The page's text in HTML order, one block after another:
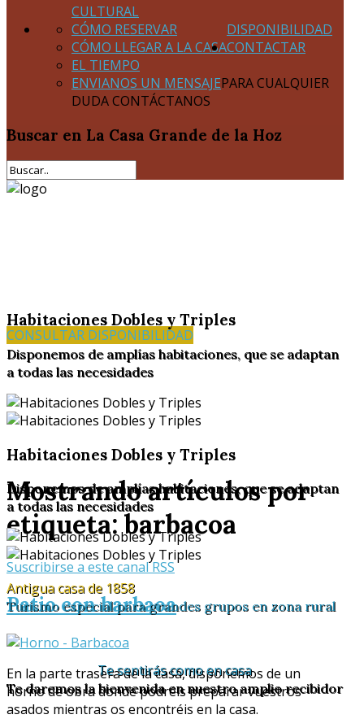
CULTURAL
DISPONIBILIDAD
CÓMO RESERVAR
CÓMO LLEGAR A LA CASA
EL TIEMPO
CONTACTAR
ENVIANOS UN MENSAJEPARA CUALQUIER
DUDA CONTÁCTANOS
Buscar en La Casa Grande de la Hoz
Habitaciones Dobles y Triples
Disponemos de amplías habitaciones, que se adaptan
a todas las necesidades
Habitaciones Dobles y Triples
Disponemos de amplías habitaciones, que se adaptan
a todas las necesidades
Antigua casa de 1858
Turismo especial para grandes grupos en zona rural
Te sentirás como en casa
Te daremos la bienvenida en nuestro amplio recibidor
CONSULTAR DISPONIBILIDAD
Mostrando artículos por
etiqueta: barbacoa
Suscribirse a este canal RSS
Patio con barbaoa
En la parte trasera de la casa, disponemos de un
horno de obra donde podréis preparar vuestros
asados mientras os encontréis en la casa.